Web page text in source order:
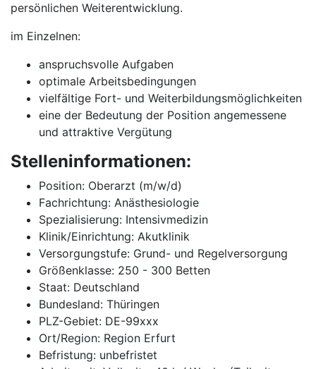
persönlichen Weiterentwicklung.
im Einzelnen:
anspruchsvolle Aufgaben
optimale Arbeitsbedingungen
vielfältige Fort- und Weiterbildungsmöglichkeiten
eine der Bedeutung der Position angemessene
und attraktive Vergütung
Stelleninformationen:
Position: Oberarzt (m/w/d)
Fachrichtung: Anästhesiologie
Spezialisierung: Intensivmedizin
Klinik/Einrichtung: Akutklinik
Versorgungstufe: Grund- und Regelversorgung
Größenklasse: 250 - 300 Betten
Staat: Deutschland
Bundesland: Thüringen
PLZ-Gebiet: DE-99xxx
Ort/Region: Region Erfurt
Befristung: unbefristet